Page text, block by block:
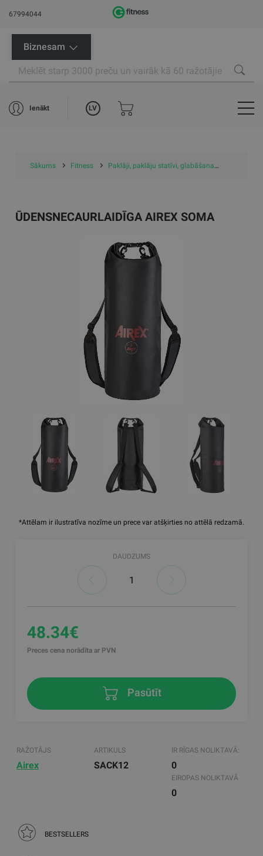
67994044
Biznesam
Ienākt LV
Sākums Fitness Paklāji, paklāju statīvi, glabāšana
*Attēlam ir ilustratīva nozīme un prece var atšķirties no attēlā redzamā.
ŪDENSNECAURLAIDĪGA AIREX SOMA
DAUDZUMS
48.34€
Preces cena norādīta ar PVN
Pasūtīt
RAŽOTĀJS
Airex
ARTIKULS
SACK12
IR RĪGAS NOLIKTAVĀ:
0
EIROPAS NOLIKTAVĀ
0
BESTSELLERS